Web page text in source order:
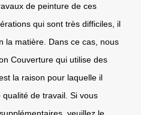
de peinture de ces
qui sont très difficiles, il
la matière. Dans ce cas, nous
Couverture qui utilise des
la raison pour laquelle il
de travail. Si vous
veuillez le